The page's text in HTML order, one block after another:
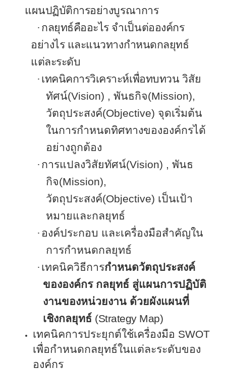
แผนปฏิบัติการอย่างบูรณาการ
· กลยุทธ์คืออะไร จำเป็นต่อองค์กร
อย่างไร และแนวทางกำหนดกลยุทธ์
แต่ละระดับ
· เทคนิคการวิเคราะห์เพื่อทบทวน วิสัย
ทัศน์(Vision) , พันธกิจ(Mission),
วัตถุประสงค์(Objective) จุดเริ่มต้น
ในการกำหนดทิศทางขององค์กรได้
อย่างถูกต้อง
· การแปลงวิสัยทัศน์(Vision) , พันธ
กิจ(Mission),
วัตถุประสงค์(Objective) เป็นเป้า
หมายและกลยุทธ์
· องค์ประกอบ และเครื่องมือสำคัญใน
การกำหนดกลยุทธ์
· เทคนิควิธีการกำหนดวัตถุประสงค์
ขององค์กร กลยุทธ์ สู่แผนการปฏิบัติ
งานของหน่วยงาน ด้วยผังแผนที่
เชิงกลยุทธ์ (Strategy Map)
เทคนิคการประยุกต์ใช้เครื่องมือ SWOT
เพื่อกำหนดกลยุทธ์ในแต่ละระดับของ
องค์กร